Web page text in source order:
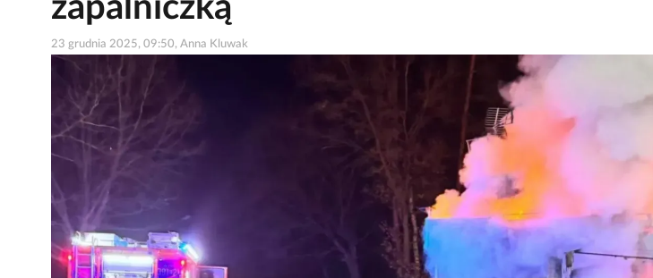
zapalniczką
23 grudnia 2025, 09:50, Anna Kluwak